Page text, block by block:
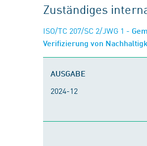
Zuständiges
ISO/TC 207/SC 2/JWG 1 -
Verifizierung von
AUSGABE
2024-12